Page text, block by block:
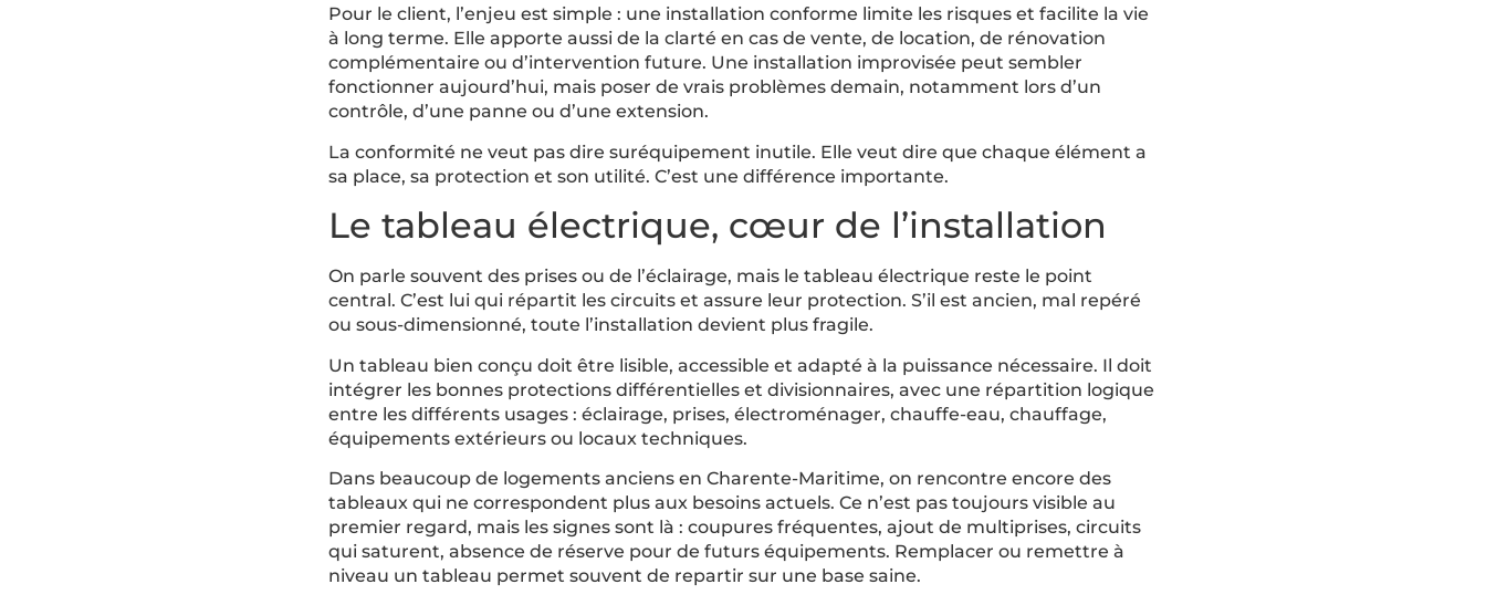
Pour le client, l’enjeu est simple : une installation conforme limite les risques et facilite la vie
à long terme. Elle apporte aussi de la clarté en cas de vente, de location, de rénovation
complémentaire ou d’intervention future. Une installation improvisée peut sembler
fonctionner aujourd’hui, mais poser de vrais problèmes demain, notamment lors d’un
contrôle, d’une panne ou d’une extension.
La conformité ne veut pas dire suréquipement inutile. Elle veut dire que chaque élément a
sa place, sa protection et son utilité. C’est une différence importante.
Le tableau électrique, cœur de l’installation
On parle souvent des prises ou de l’éclairage, mais le tableau électrique reste le point
central. C’est lui qui répartit les circuits et assure leur protection. S’il est ancien, mal repéré
ou sous-dimensionné, toute l’installation devient plus fragile.
Un tableau bien conçu doit être lisible, accessible et adapté à la puissance nécessaire. Il doit
intégrer les bonnes protections différentielles et divisionnaires, avec une répartition logique
entre les différents usages : éclairage, prises, électroménager, chauffe-eau, chauffage,
équipements extérieurs ou locaux techniques.
Dans beaucoup de logements anciens en Charente-Maritime, on rencontre encore des
tableaux qui ne correspondent plus aux besoins actuels. Ce n’est pas toujours visible au
premier regard, mais les signes sont là : coupures fréquentes, ajout de multiprises, circuits
qui saturent, absence de réserve pour de futurs équipements. Remplacer ou remettre à
niveau un tableau permet souvent de repartir sur une base saine.